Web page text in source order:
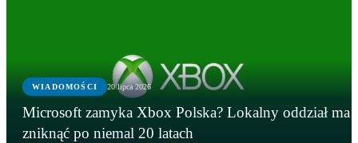
WIADOMOŚCI 20 lipca 2026
Microsoft zamyka Xbox Polska? Lokalny oddział ma
zniknąć po niemal 20 latach